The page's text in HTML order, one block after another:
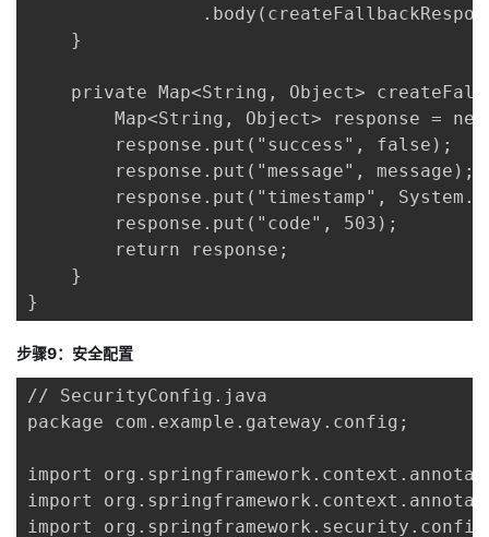
    }
private Map<String, Object>
Map<String, Object> response =
        response.put("success", false);
        response.put("message", message);
response.put("timestamp",
        response.put("code", 503);
        return response;
    }
}
步骤9：安全配置
// SecurityConfig.java
package com.example.gateway.config;
import
import
import